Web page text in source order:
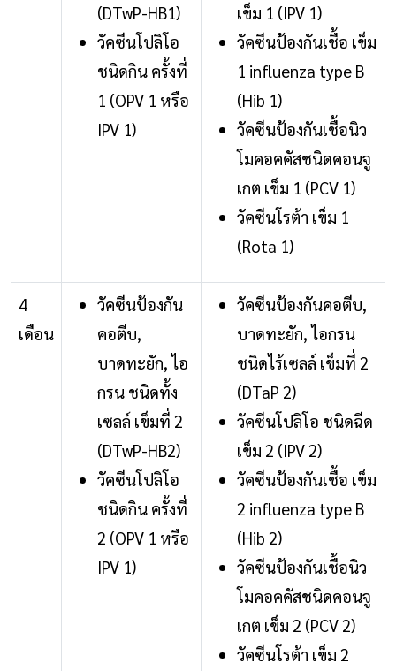
(DTwP-HB1)
วัคซีนโปลิโอ
ชนิดกิน ครั้งที่
1 (OPV 1 หรือ
IPV 1)
เข็ม 1 (IPV 1)
วัคซีนป้องกันเชื้อ เข็ม
1 influenza type B
(Hib 1)
วัคซีนป้องกันเชื้อนิว
โมคอคคัสชนิดคอนจู
เกต เข็ม 1 (PCV 1)
วัคซีนโรต้า เข็ม 1
(Rota 1)
4
เดือน
วัคซีนป้องกัน
คอตีบ,
บาดทะยัก, ไอ
กรน ชนิดทั้ง
เซลล์ เข็มที่ 2
(DTwP-HB2)
วัคซีนโปลิโอ
ชนิดกิน ครั้งที่
2 (OPV 1 หรือ
IPV 1)
วัคซีนป้องกันคอตีบ,
บาดทะยัก, ไอกรน
ชนิดไร้เซลล์ เข็มที่ 2
(DTaP 2)
วัคซีนโปลิโอ ชนิดฉีด
เข็ม 2 (IPV 2)
วัคซีนป้องกันเชื้อ เข็ม
2 influenza type B
(Hib 2)
วัคซีนป้องกันเชื้อนิว
โมคอคคัสชนิดคอนจู
เกต เข็ม 2 (PCV 2)
วัคซีนโรต้า เข็ม 2